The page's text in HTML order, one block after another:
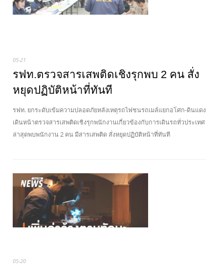
05-21
รฟท.ตรวจสารเสพติดเชิงรุกพบ 2 คน สั่ง
หยุดปฏิบัติหน้าที่ทันที
รฟท. ยกระดับเข้มความปลอดภัยหลังเหตุรถไฟชนรถเมล์แยกอโศก-ดินแดง
เดินหน้าตรวจสารเสพติดเชิงรุกพนักงานเกี่ยวข้องกับการเดินรถทั่วประเทศ
ล่าสุดพบพนักงาน 2 คน มีสารเสพติด สั่งหยุดปฏิบัติหน้าที่ทันที
05-20